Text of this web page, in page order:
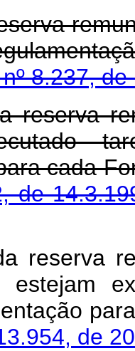
8.237, de
reserva
para
de
reserva
estejam
de